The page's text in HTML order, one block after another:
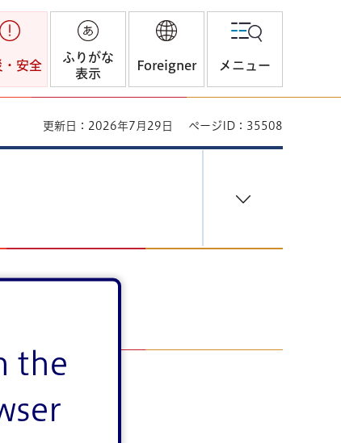
the
・安全
ふりがな
表示
Foreigner メニュー
更新日：2026年7月29日 ページID：35508